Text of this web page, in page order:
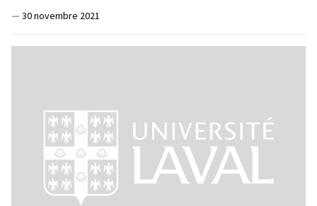
— 30 novembre 2021